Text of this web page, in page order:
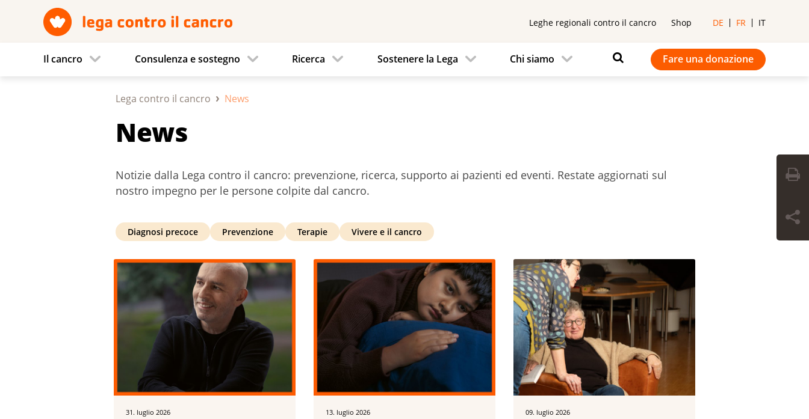
Leghe regionali contro il cancro Shop DE FR IT
Il cancro Consulenza e sostegno Ricerca Sostenere la Lega Chi siamo Fare una donazione
Lega contro il cancro News
News
Notizie dalla Lega contro il cancro: prevenzione, ricerca, supporto ai pazienti ed eventi. Restate aggiornati sul
nostro impegno per le persone colpite dal cancro.
Diagnosi precoce Prevenzione Terapie Vivere e il cancro
31. luglio 2026 13. luglio 2026 09. luglio 2026